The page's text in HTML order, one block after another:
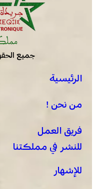
جميع
الرئيسية
من نحن !
فريق العمل
للنشر في مملكتنا
للإشهار